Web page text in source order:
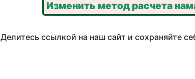
Изменить метод расчета
Делитесь ссылкой на наш сайт и сохраняйте